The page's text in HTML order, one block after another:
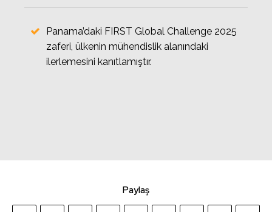
Panama’daki FIRST Global Challenge 2025
zaferi, ülkenin mühendislik alanındaki
ilerlemesini kanıtlamıştır.
Paylaş